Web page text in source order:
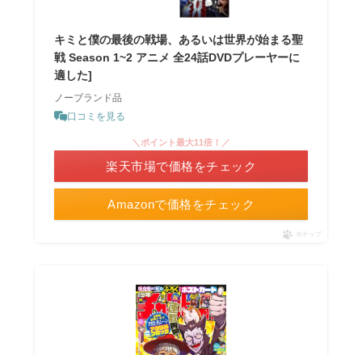
キミと僕の最後の戦場、あるいは世界が始まる聖
戦 Season 1~2 アニメ 全24話DVDプレーヤーに
適した]
ノーブランド品
口コミを見る
Amazonで価格をチェック
＼ポイント最大11倍！／
楽天市場で価格をチェック
ポチップ